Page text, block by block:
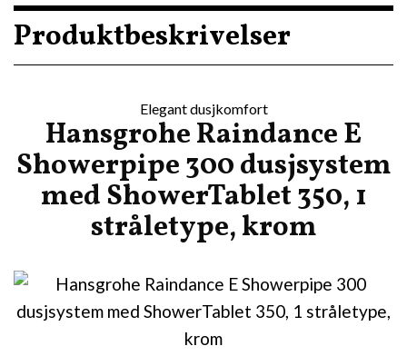
Produktbeskrivelser
Elegant dusjkomfort
Hansgrohe Raindance E
Showerpipe 300 dusjsystem
med ShowerTablet 350, 1
stråletype, krom